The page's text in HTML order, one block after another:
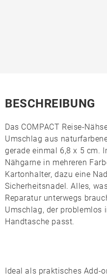
BESCHREIBUNG
Das COMPACT Reise-
Umschlag aus
gerade einmal 6,8 x 5 cm.
Nähgarne in mehreren
Kartonhalter, dazu eine
Sicherheitsnadel. Alles,
Reparatur unterwegs
Umschlag, der problemlos
Handtasche passt.
Ideal als praktisches Add-